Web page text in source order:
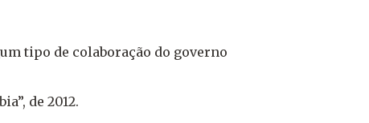
tipo de colaboração do governo
de 2012.